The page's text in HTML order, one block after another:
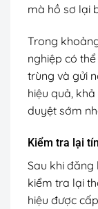
mà hồ sơ lại
Trong
nghiệp có
trùng và gửi
hiệu quả,
duyệt sớm
Kiểm tra lại
Sau khi đăng
kiểm tra lại
hiệu được